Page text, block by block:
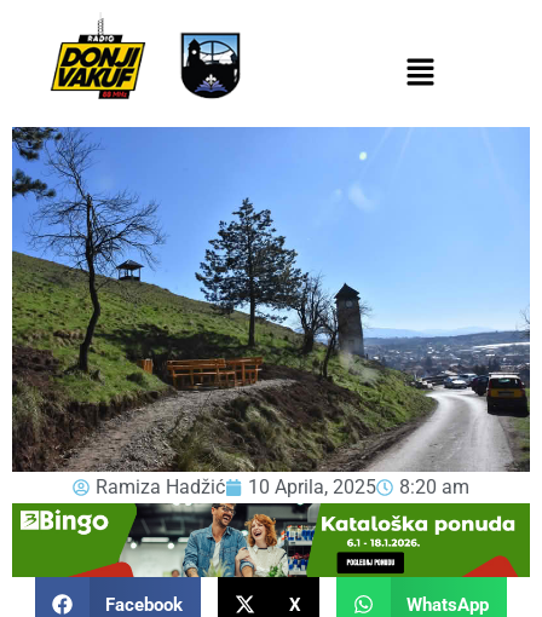
Ramiza Hadžić 10 Aprila, 2025 8:20 am
Facebook X WhatsApp